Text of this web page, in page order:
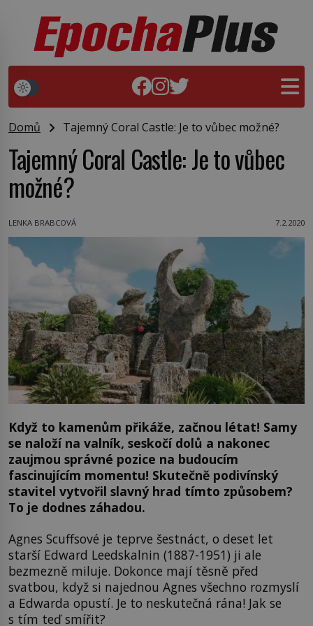
Domů Tajemný Coral Castle: Je to vůbec možné?
Tajemný Coral Castle: Je to vůbec
možné?
LENKA BRABCOVÁ 7.2.2020
Když to kamenům přikáže, začnou létat! Samy
se naloží na valník, seskočí dolů a nakonec
zaujmou správné pozice na budoucím
fascinujícím momentu! Skutečně podivínský
stavitel vytvořil slavný hrad tímto způsobem?
To je dodnes záhadou.
Agnes Scuffsové je teprve šestnáct, o deset let
starší Edward Leedskalnin (1887-1951) ji ale
bezmezně miluje. Dokonce mají těsně před
svatbou, když si najednou Agnes všechno rozmyslí
a Edwarda opustí. Je to neskutečná rána! Jak se
s tím teď smířit?